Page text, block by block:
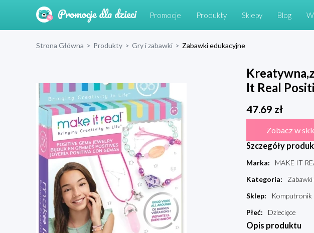
Promocje Produkty Sklepy Blog
Strona Główna > Produkty > Gry i zabawki > Zabawki edukacyjne
It Real
47.69 zł
Zobacz w
Szczegóły
Marka:
MAKE IT
Kategoria:
Sklep:
Komputronik
Płeć: Dziecięce
Opis produktu